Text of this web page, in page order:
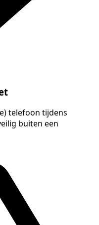
telefoon tijdens
buiten een